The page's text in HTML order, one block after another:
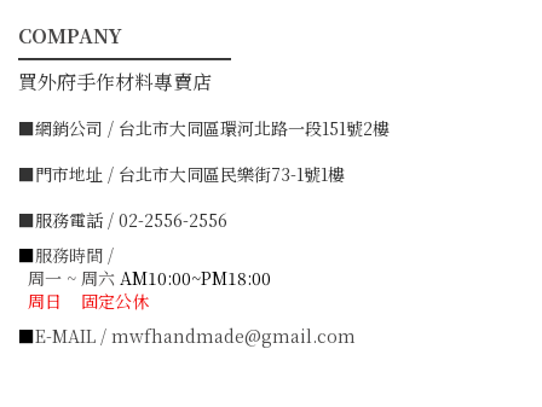
COMPANY
━━━━━━━━━━━
買外府手作材料專賣店
■網銷公司 / 台北市大同區環河北路一段151號2樓
■門市地址 / 台北市大同區民樂街73-1號1樓
■服務電話 / 02-2556-2556
■服務時間 /
周一 ~ 周六 AM10:00~PM18:00
周日 固定公休
■E-MAIL / mwfhandmade@gmail.com